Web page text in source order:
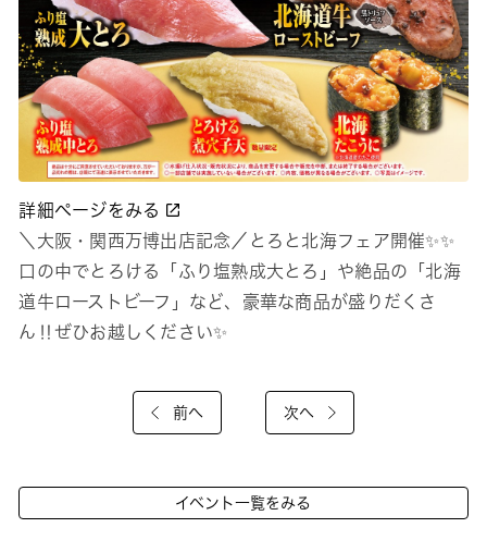
詳細ページをみる
＼大阪・関西万博出店記念／とろと北海フェア開催✨✨
口の中でとろける「ふり塩熟成大とろ」や絶品の「北海
道牛ローストビーフ」など、豪華な商品が盛りだくさ
ん‼ぜひお越しください✨
前へ 次へ
イベント一覧をみる